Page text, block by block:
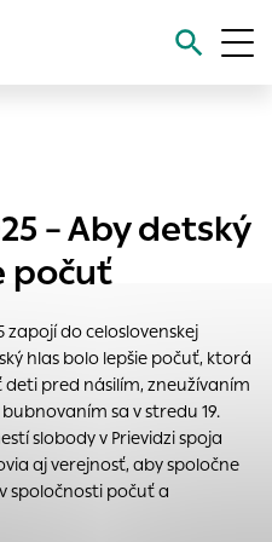
– Aby detský
počuť
zapojí do celoslovenskej
hlas bolo lepšie počuť, ktorá
pred násilím, zneužívaním
sa v stredu 19.
slobody v Prievidzi spoja
aj verejnosť, aby spoločne
spoločnosti počuť a
webové stránky môžu
a preferenciách.
aby sa uložila Vaša
chcete povoliť
prevádzku nevyhnutné a
uplatniteľnými tým, že
je navigácia na stránke a